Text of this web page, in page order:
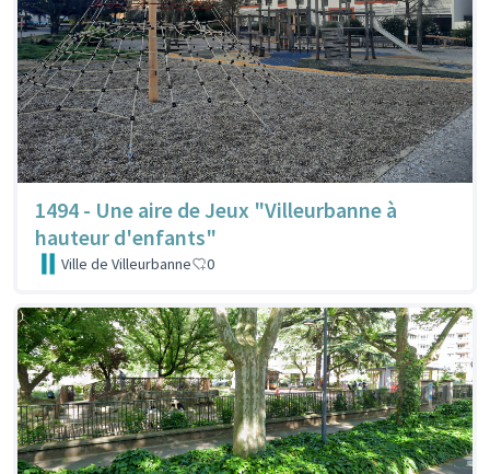
1494 - Une aire de Jeux "Villeurbanne à
hauteur d'enfants"
Ville de Villeurbanne 0